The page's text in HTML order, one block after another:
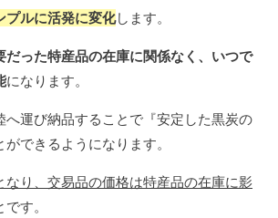
プルに活発に変化します。
だった特産品の在庫に関係なく、いつで
になります。
へ運び納品することで『安定した黒炭の
できるようになります。
なり、交易品の価格は特産品の在庫に影
す。